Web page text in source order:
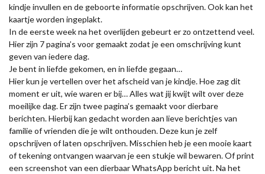
kindje invullen en de geboorte informatie opschrijven. Ook kan het
kaartje worden ingeplakt.
In de eerste week na het overlijden gebeurt er zo ontzettend veel.
Hier zijn 7 pagina’s voor gemaakt zodat je een omschrijving kunt
geven van iedere dag.
Je bent in liefde gekomen, en in liefde gegaan…
Hier kun je vertellen over het afscheid van je kindje. Hoe zag dit
moment er uit, wie waren er bij… Alles wat jij kwijt wilt over deze
moeilijke dag. Er zijn twee pagina’s gemaakt voor dierbare
berichten. Hierbij kan gedacht worden aan lieve berichtjes van
familie of vrienden die je wilt onthouden. Deze kun je zelf
opschrijven of laten opschrijven. Misschien heb je een mooie kaart
of tekening ontvangen waarvan je een stukje wil bewaren. Of print
een screenshot van een dierbaar WhatsApp bericht uit. Na het